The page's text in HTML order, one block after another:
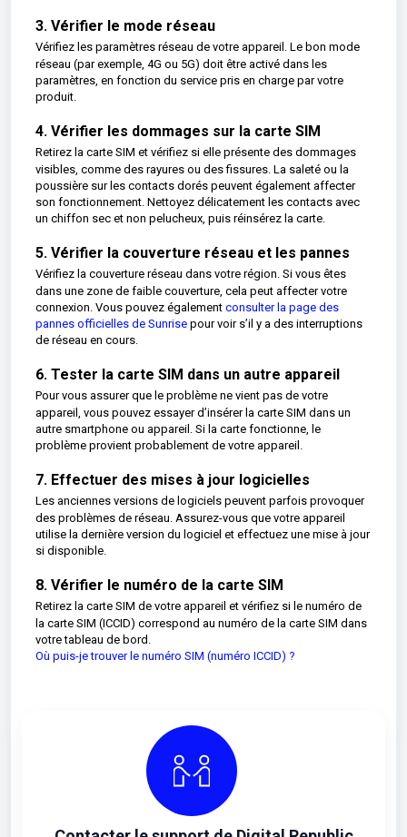
3. Vérifier le mode réseau
Vérifiez les paramètres réseau de votre appareil. Le bon mode
réseau (par exemple, 4G ou 5G) doit être activé dans les
paramètres, en fonction du service pris en charge par votre
produit.
4. Vérifier les dommages sur la carte SIM
Retirez la carte SIM et vérifiez si elle présente des dommages
visibles, comme des rayures ou des fissures. La saleté ou la
poussière sur les contacts dorés peuvent également affecter
son fonctionnement. Nettoyez délicatement les contacts avec
un chiffon sec et non pelucheux, puis réinsérez la carte.
5. Vérifier la couverture réseau et les pannes
Vérifiez la couverture réseau dans votre région. Si vous êtes
dans une zone de faible couverture, cela peut affecter votre
connexion. Vous pouvez également consulter la page des
pannes officielles de Sunrisepour voir s’il y a des interruptions
de réseau en cours.
6. Tester la carte SIM dans un autre appareil
Pour vous assurer que le problème ne vient pas de votre
appareil, vous pouvez essayer d’insérer la carte SIM dans un
autre smartphone ou appareil. Si la carte fonctionne, le
problème provient probablement de votre appareil.
7. Effectuer des mises à jour logicielles
Les anciennes versions de logiciels peuvent parfois provoquer
des problèmes de réseau. Assurez-vous que votre appareil
utilise la dernière version du logiciel et effectuez une mise à jour
si disponible.
8. Vérifier le numéro de la carte SIM
Retirez la carte SIM de votre appareil et vérifiez si le numéro de
la carte SIM (ICCID) correspond au numéro de la carte SIM dans
votre tableau de bord.
Où puis-je trouver le numéro SIM (numéro ICCID) ?